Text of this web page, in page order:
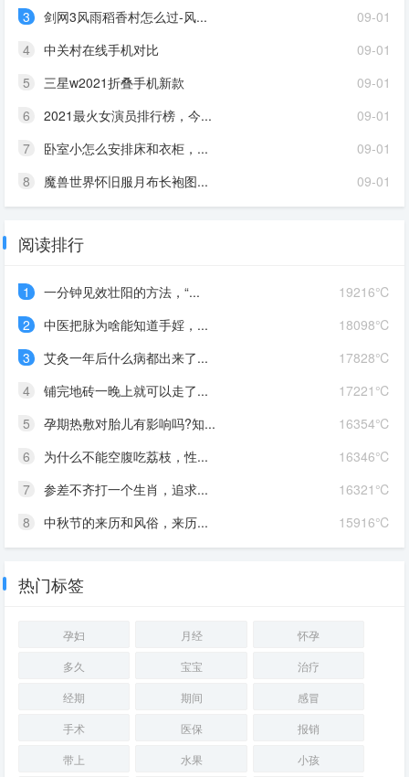
09-01
3
剑网3风雨稻香村怎么过-风...
09-01
4
中关村在线手机对比
09-01
5
三星w2021折叠手机新款
09-01
6
2021最火女演员排行榜，今...
09-01
7
卧室小怎么安排床和衣柜，...
09-01
8 魔兽世界怀旧服月布长袍图...
阅读排行
19216℃
1
一分钟见效壮阳的方法，“...
18098℃
2
中医把脉为啥能知道手婬，...
17828℃
3
艾灸一年后什么病都出来了...
17221℃
4
铺完地砖一晚上就可以走了...
16354℃
5
孕期热敷对胎儿有影响吗?知...
16346℃
6
为什么不能空腹吃荔枝，性...
16321℃
7
参差不齐打一个生肖，追求...
15916℃
8 中秋节的来历和风俗，来历...
热门标签
孕妇 月经
怀孕
多久
宝宝
治疗
经期
期间
感冒
手术
医保
报销
带上
水果
小孩